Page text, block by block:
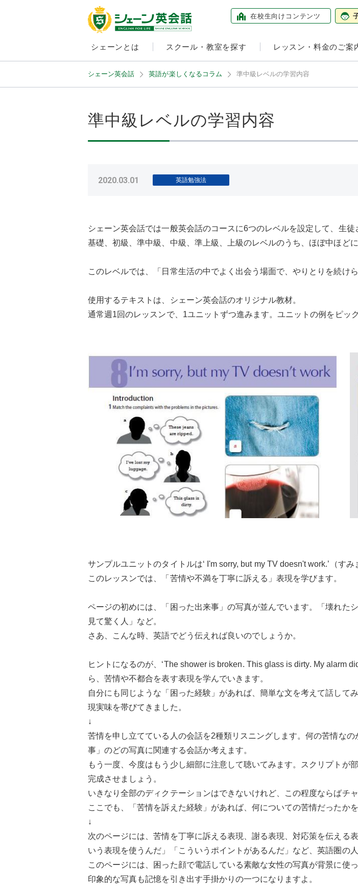
在校生向け コンテンツ
シェーンとは スクール・教室を探す レッスン・料金のご案
シェーン英会話 英語が楽しくなるコラム 準中級レベルの学習内容
準中級レベルの学習内容
2020.03.01 英語勉強法
シェーン英会話では一般英会話のコースに6つのレベルを設定して、生徒
基礎、初級、準中級、中級、準上級、上級のレベルのうち、ほぼ中ほど
このレベルでは、「日常生活の中でよく出会う場面で、やりとりを続け
使用するテキストは、シェーン英会話のオリジナル教材。
通常週1回のレッスンで、1ユニットずつ進みます。ユニットの例をピッ
サンプルユニットのタイトルは‘ I'm sorry, but my TV doesn't work.’（す
このレッスンでは、「苦情や不満を丁寧に訴える」表現を学びます。
ページの初めには、「困った出来事」の写真が並んでいます。「壊れた
見て驚く人」など。
さあ、こんな時、英語でどう伝えれば良いのでしょうか。
ヒントになるのが、‘The shower is broken. This glass is dirty. My alarm
ら、苦情や不都合を表す表現を学んでいきます。
自分にも同じような「困った経験」があれば、簡単な文を考えて話して
現実味を帯びてきました。
↓
苦情を申し立てている人の会話を2種類リスニングします。何の苦情な
事」のどの写真に関連する会話か考えます。
もう一度、今度はもう少し細部に注意して聴いてみます。スクリプトが
完成させましょう。
いきなり全部のディクテーションはできないけれど、この程度ならばチ
ここでも、「苦情を訴えた経験」があれば、何についての苦情だったかを
↓
次のページには、苦情を丁寧に訴える表現、謝る表現、対応策を伝える
いう表現を使うんだ」「こういうポイントがあるんだ」など、英語圏の
このページには、困った顔で電話している素敵な女性の写真が背景に使
印象的な写真も記憶を引き出す手掛かりの一つになりますよ。